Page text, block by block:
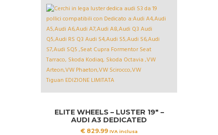
ELITE WHEELS – LUSTER 19″ –
AUDI A3 DEDICATED
€ 829.99 IVA inclusa